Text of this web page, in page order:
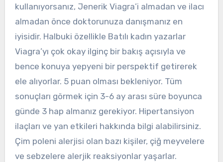
kullanıyorsanız, Jenerik Viagra’i almadan ve ilacı
almadan önce doktorunuza danışmanız en
iyisidir. Halbuki özellikle Batılı kadın yazarlar
Viagra’yı çok okay ilginç bir bakış açısıyla ve
bence konuya yepyeni bir perspektif getirerek
ele alıyorlar. 5 puan olması bekleniyor. Tüm
sonuçları görmek için 3-6 ay arası süre boyunca
günde 3 hap almanız gerekiyor. Hipertansiyon
ilaçları ve yan etkileri hakkında bilgi alabilirsiniz.
Çim poleni alerjisi olan bazı kişiler, çiğ meyvelere
ve sebzelere alerjik reaksiyonlar yaşarlar.